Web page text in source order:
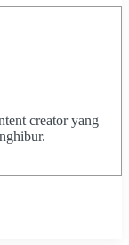
creator yang